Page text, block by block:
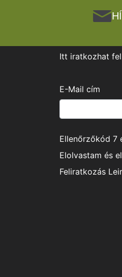
Itt iratkozhat fel
E-Mail cím
Ellenőrzőkód 7
Elolvastam és
Feliratkozás